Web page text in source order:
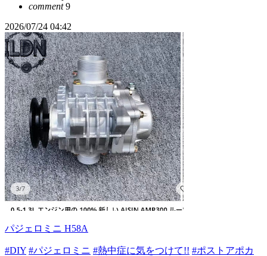
comment9
2026/07/24 04:42
パジェロミニ H58A
#DIY #パジェロミニ #熱中症に気をつけて!! #ポストアポカ